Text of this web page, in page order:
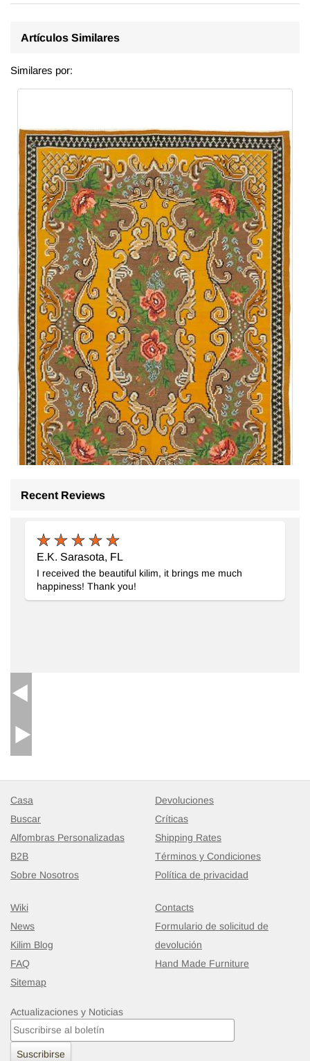
Artículos Similares
Similares por:
Alfombra Vintage Moldovan Kilim
185 cm x 270 cm
Recent Reviews
E.K. Sarasota, FL
I received the beautiful kilim, it brings me much
happiness! Thank you!
Casa
Buscar
Alfombras Personalizadas
B2B
Sobre Nosotros
Devoluciones
Críticas
Shipping Rates
Términos y Condiciones
Política de privacidad
Wiki
News
Kilim Blog
FAQ
Sitemap
Contacts
Formulario de solicitud de
devolución
Hand Made Furniture
Actualizaciones y Noticias
Suscribirse